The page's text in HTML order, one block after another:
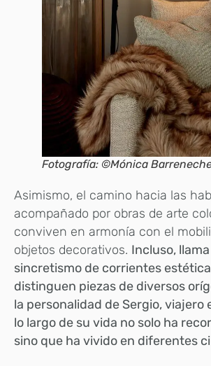
Fotografía: ©Mónica
Asimismo, el camino hacia las
acompañado por obras de arte
conviven en armonía con el
objetos decorativos. Incluso,
sincretismo de corrientes
distinguen piezas de diversos
la personalidad de Sergio, viajero
lo largo de su vida no solo ha
sino que ha vivido en diferentes